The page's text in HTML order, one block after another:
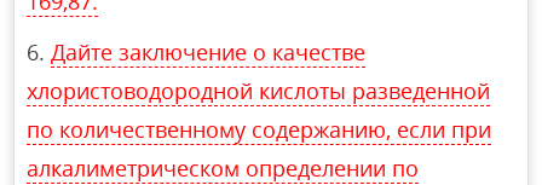
Дайте заключение о качестве
хлористоводородной кислоты разведенной
по количественному содержанию, если при
алкалиметрическом определении по